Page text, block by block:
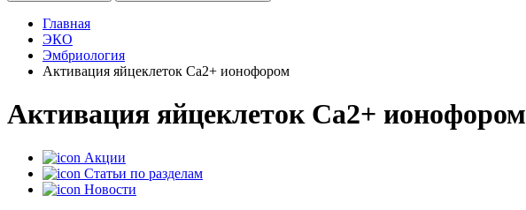
Главная
ЭКО
Эмбриология
Активация яйцеклеток Са2+ ионофором
Активация яйцеклеток Са2+ ионофором
Акции
Статьи по разделам
Новости